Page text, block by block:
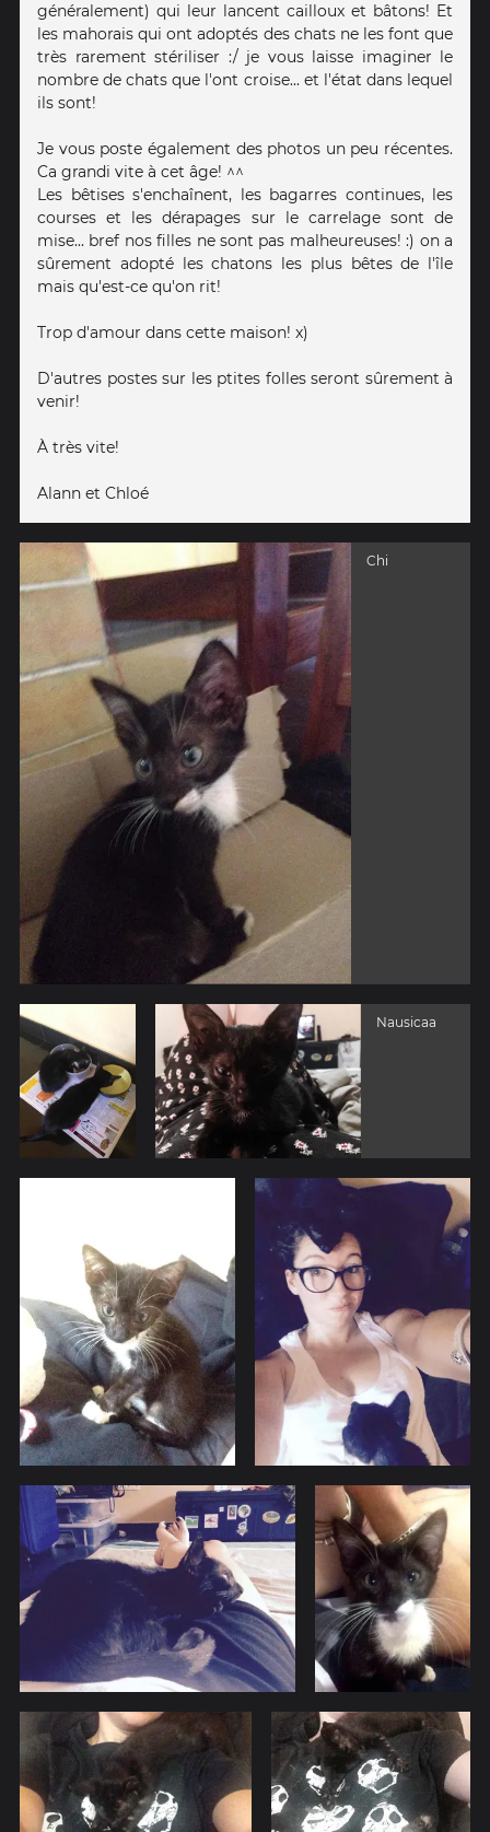
généralement) qui leur lancent cailloux et bâtons! Et
les mahorais qui ont adoptés des chats ne les font que
très rarement stériliser :/ je vous laisse imaginer le
nombre de chats que l'ont croise... et l'état dans lequel
ils sont!
Je vous poste également des photos un peu récentes.
Ca grandi vite à cet âge! ^^
Les bêtises s'enchaînent, les bagarres continues, les
courses et les dérapages sur le carrelage sont de
mise... bref nos filles ne sont pas malheureuses! :) on a
sûrement adopté les chatons les plus bêtes de l'île
mais qu'est-ce qu'on rit!
Trop d'amour dans cette maison! x)
D'autres postes sur les ptites folles seront sûrement à
venir!
À très vite!
Alann et Chloé
Chi
Nausicaa